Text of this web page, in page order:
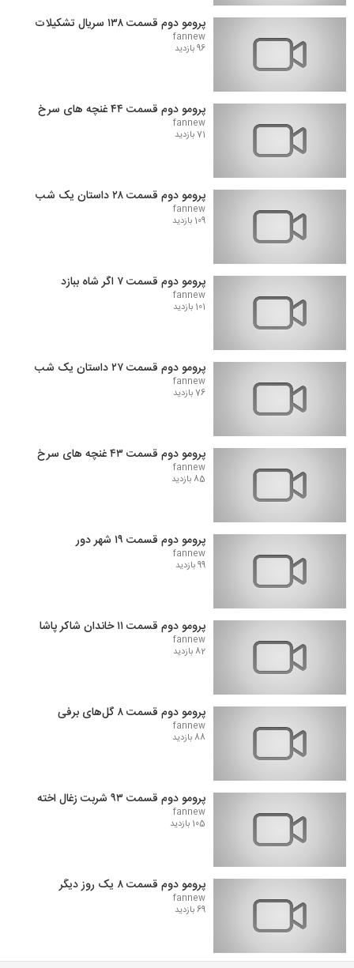
پرومو دوم قسمت ۱۳۸ سریال تشکیلات
fannew
96 بازدید
پرومو دوم قسمت ۴۴ غنچه های سرخ
fannew
71 بازدید
پرومو دوم قسمت ۲۸ داستان یک شب
fannew
109 بازدید
پرومو دوم قسمت ۷ اگر شاه ببازد
fannew
101 بازدید
پرومو دوم قسمت ۲۷ داستان یک شب
fannew
76 بازدید
پرومو دوم قسمت ۴۳ غنچه های سرخ
fannew
85 بازدید
پرومو دوم قسمت ۱۹ شهر دور
fannew
99 بازدید
پرومو دوم قسمت ۱۱ خاندان شاکر پاشا
fannew
82 بازدید
پرومو دوم قسمت ۸ گل‌های برفی
fannew
88 بازدید
پرومو دوم قسمت ۹۳ شربت زغال اخته
fannew
105 بازدید
پرومو دوم قسمت ۸ یک روز دیگر
fannew
69 بازدید